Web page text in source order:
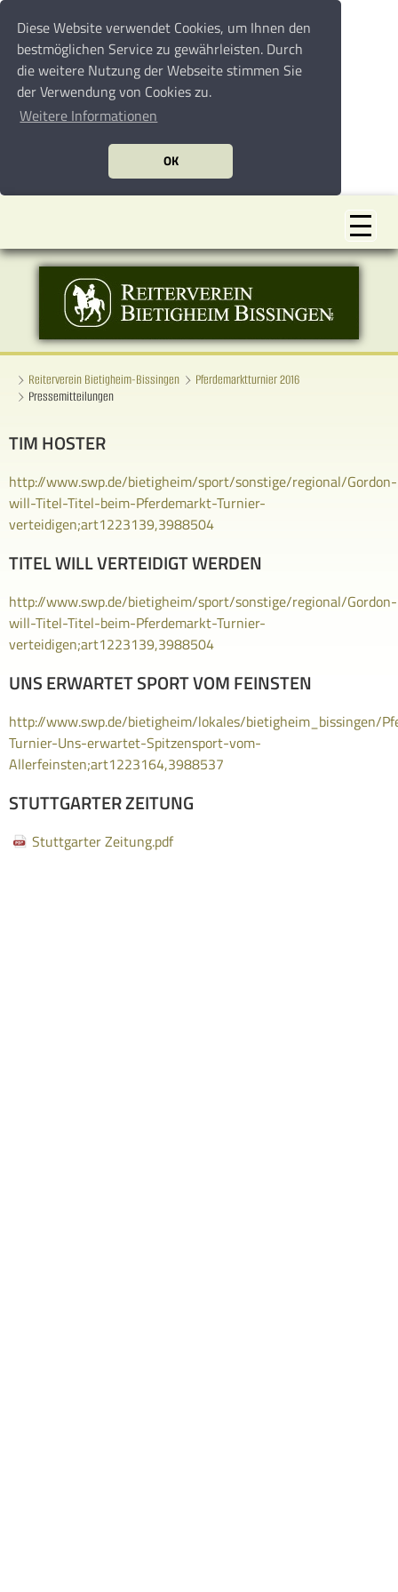
Diese Website verwendet Cookies, um Ihnen den
bestmöglichen Service zu gewährleisten. Durch
die weitere Nutzung der Webseite stimmen Sie
der Verwendung von Cookies zu.
Weitere Informationen
OK
Reiterverein Bietigheim-Bissingen
Pferdemarktturnier 2016
Pressemitteilungen
TIM HOSTER
http://www.swp.de/bietigheim/sport/sonstige/regional/Gordon-
will-Titel-Titel-beim-Pferdemarkt-Turnier-
verteidigen;art1223139,3988504
TITEL WILL VERTEIDIGT WERDEN
http://www.swp.de/bietigheim/sport/sonstige/regional/Gordon-
will-Titel-Titel-beim-Pferdemarkt-Turnier-
verteidigen;art1223139,3988504
UNS ERWARTET SPORT VOM FEINSTEN
http://www.swp.de/bietigheim/lokales/bietigheim_bissingen/
Turnier-Uns-erwartet-Spitzensport-vom-
Allerfeinsten;art1223164,3988537
STUTTGARTER ZEITUNG
Stuttgarter Zeitung.pdf